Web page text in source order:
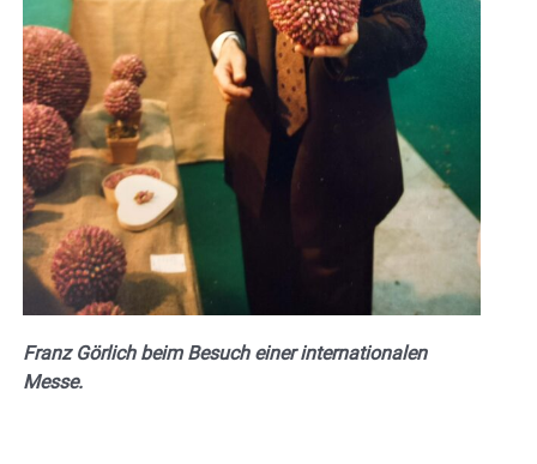
Franz Görlich beim Besuch einer internationalen
Messe.